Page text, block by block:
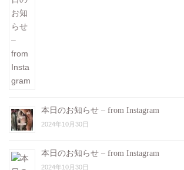
本日のお知らせ – from Instagram
2024年10月30日
本日のお知らせ – from Instagram
2024年10月30日